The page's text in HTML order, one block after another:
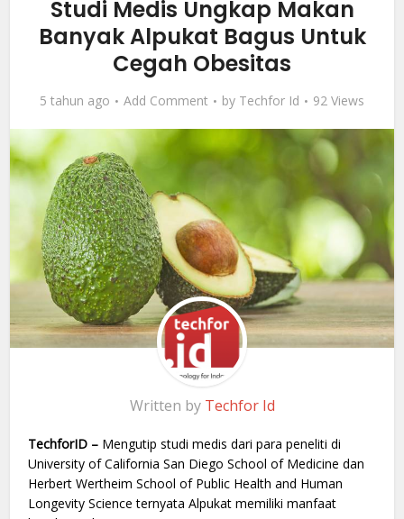
Studi Medis Ungkap Makan
Banyak Alpukat Bagus Untuk
Cegah Obesitas
5 tahun ago Add Comment by Techfor Id 92 Views
Written by Techfor Id
TechforID – Mengutip studi medis dari para peneliti di
University of California San Diego School of Medicine dan
Herbert Wertheim School of Public Health and Human
Longevity Science ternyata Alpukat memiliki manfaat